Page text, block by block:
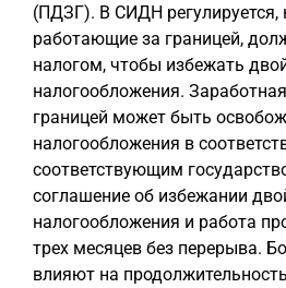
(ПДЗГ). В СИДН регулируется,
работающие за границей,
налогом, чтобы избежать
налогообложения.
границей может быть
налогообложения в
соответствующим
соглашение об избежании
налогообложения и работа
трех месяцев без перерыва.
влияют на